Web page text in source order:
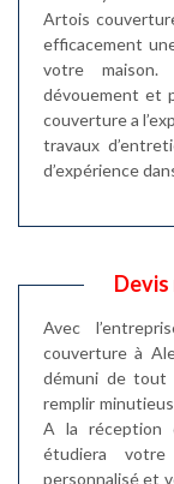
Artois
efficacement
votre maison.
dévouement et
couverture a
travaux
d’expérience
Avec
couverture à
démuni de tout
remplir
A la réception
étudiera
personnalisé et